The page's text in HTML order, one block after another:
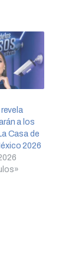
a los
Casa de
2026